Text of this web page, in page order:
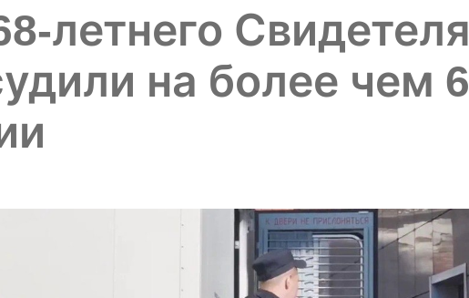
летнего Свидетеля
на более чем 6